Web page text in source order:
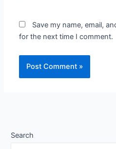
Save my name, email,
for the next time I comment.
Search